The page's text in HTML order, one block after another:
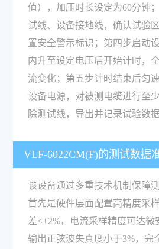
值），加压时长设定为60分钟
试线、设备接地线，确认试验
置安全警示标识；第四步启动
内升至设定电压后开始计时，
流变化；第五步计时结束后匀
设备电源，对被测电缆进行至
除测试线，导出并记录试验数据
VLF-6022CM(F)的测试数据
制保障？
该设备通过多重技术机制保障
首先是硬件层面配置高精度采
差≤±2%，电流采样精度可达微
输出正弦波失真度小于3%，完